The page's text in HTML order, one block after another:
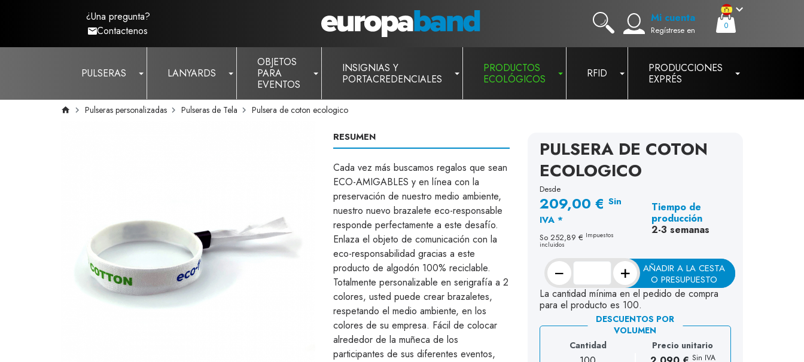
¿Una pregunta?
Contactenos
Mi cuenta
Regístrese en 0
PULSERAS LANYARDS
OBJETOS
PARA
EVENTOS
INSIGNIAS Y
PORTACREDENCIALES
PRODUCTOS
ECOLÓGICOS
RFID
PRODUCCIONES
EXPRÉS
Pulseras personalizadas Pulseras de Tela Pulsera de coton ecologico
RESUMEN
Cada vez más buscamos regalos que sean
ECO-AMIGABLES y en línea con la
preservación de nuestro medio ambiente,
nuestro nuevo brazalete eco-responsable
responde perfectamente a este desafío.
Enlaza el objeto de comunicación con la
eco-responsabilidad gracias a este
producto de algodón 100% reciclable.
Totalmente personalizable en serigrafía a 2
colores, usted puede crear brazaletes,
respetando el medio ambiente, en los
colores de su empresa. Fácil de colocar
alrededor de la muñeca de los
participantes de sus diferentes eventos,
PULSERA DE COTON
ECOLOGICO
Desde
209,00 € Sin
IVA *
So 252,89 € Impuestos
incluidos
Tiempo de
producción
2-3 semanas
− +
AÑADIR A LA CESTA
O PRESUPUESTO
La cantidad mínima en el pedido de compra
para el producto es 100.
DESCUENTOS POR
VOLUMEN
Cantidad
Precio unitario
Sin IVA